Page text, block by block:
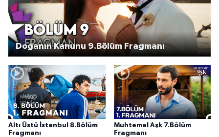
Doğanın Kanunu 9.Bölüm Fragmanı
Altı Üstü İstanbul 8.Bölüm
Fragmanı
Muhtemel Aşk 7.Bölüm
Fragmanı